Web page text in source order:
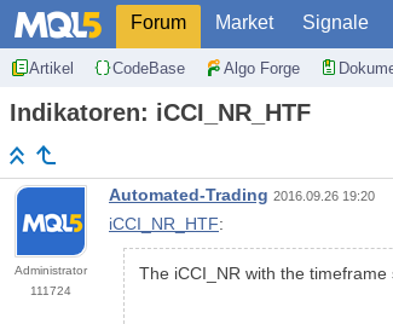
Forum Market Signale
Artikel CodeBase Algo Forge
Indikatoren: iCCI_NR_HTF
Administrator
111724
Automated-Trading 2016.09.26 19:20
iCCI_NR_HTF:
The iCCI_NR with the